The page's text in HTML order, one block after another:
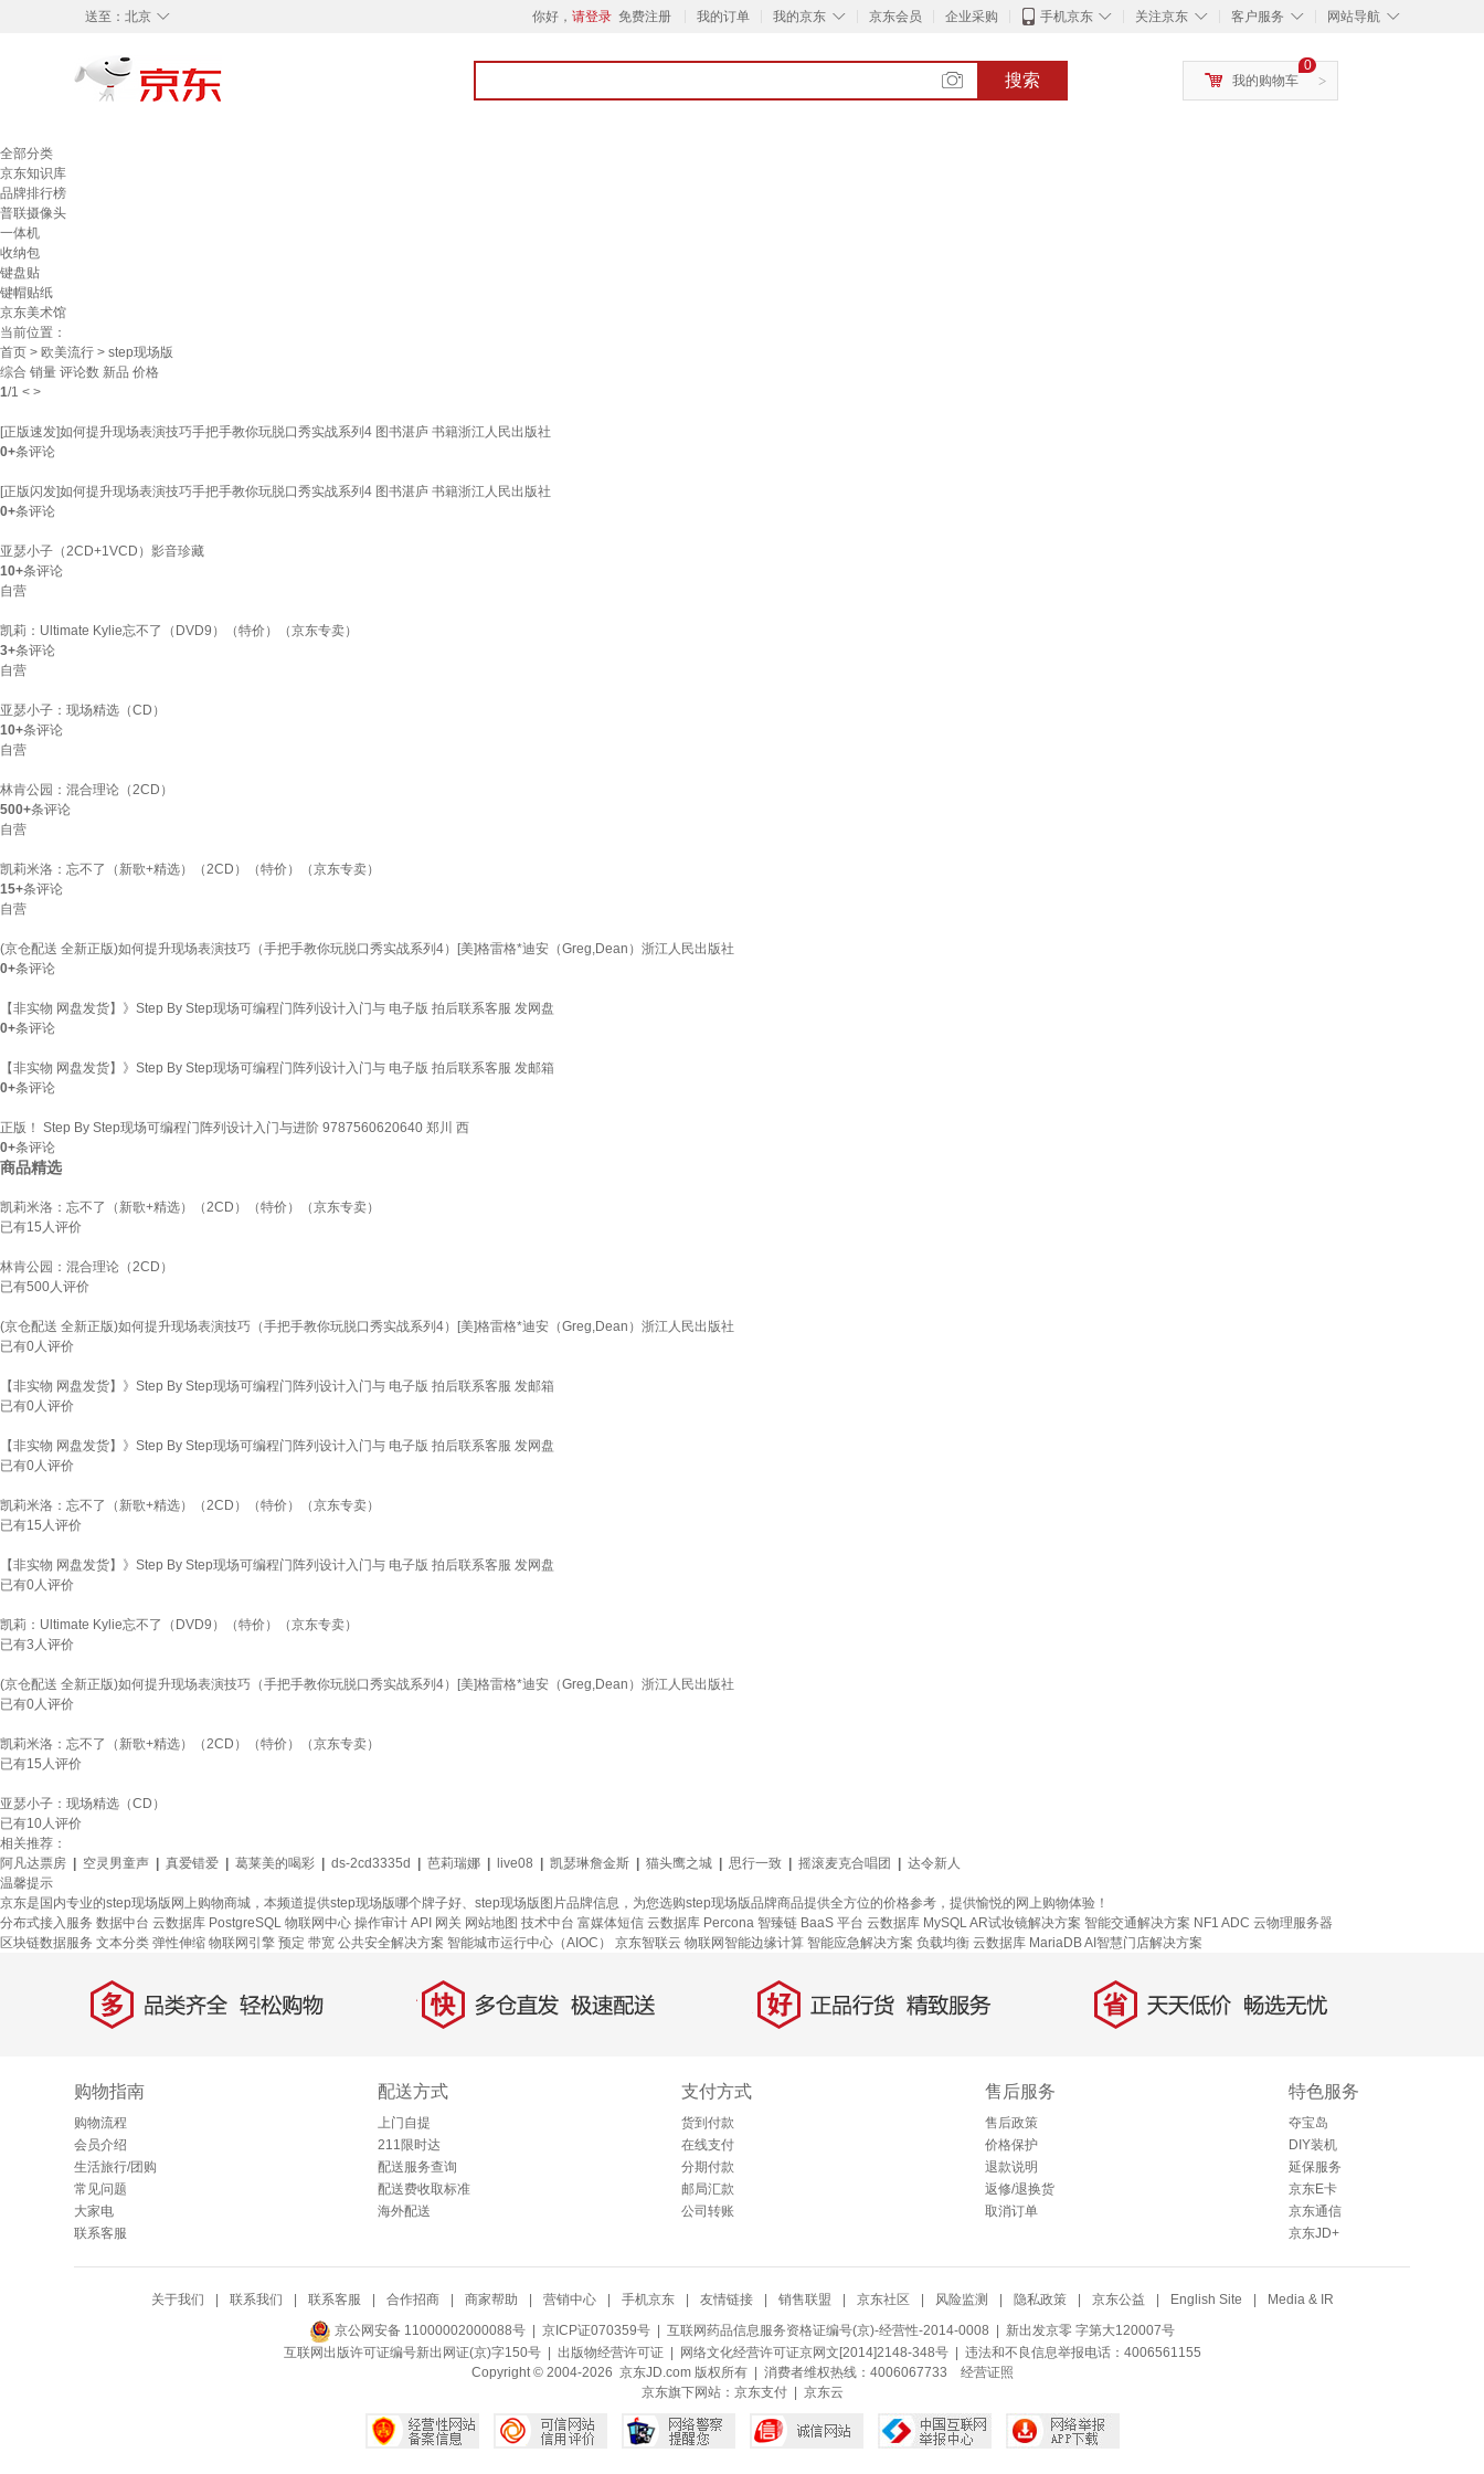
◇
送至： 北京 你好， 请登录 免费注册 我的订单 ◇
我的京东 京东会员 企业采购 ◇
手机京东 ◇
关注京东 ◇
客户服务 ◇
网站导航
搜索 >
0
我的购物车
全部分类
京东知识库
品牌排行榜
普联摄像头
一体机
收纳包
键盘贴
键帽贴纸
京东美术馆
当前位置：
首页 > 欧美流行 > step现场版
综合 销量 评论数 新品 价格
1/1 < >
[正版速发]如何提升现场表演技巧手把手教你玩脱口秀实战系列4 图书湛庐 书籍浙江人民出版社
0+条评论
[正版闪发]如何提升现场表演技巧手把手教你玩脱口秀实战系列4 图书湛庐 书籍浙江人民出版社
0+条评论
亚瑟小子（2CD+1VCD）影音珍藏
10+条评论
自营
凯莉：Ultimate Kylie忘不了（DVD9）（特价）（京东专卖）
3+条评论
自营
亚瑟小子：现场精选（CD）
10+条评论
自营
林肯公园：混合理论（2CD）
500+条评论
自营
凯莉米洛：忘不了（新歌+精选）（2CD）（特价）（京东专卖）
15+条评论
自营
(京仓配送 全新正版)如何提升现场表演技巧（手把手教你玩脱口秀实战系列4）[美]格雷格*迪安（Greg,Dean）浙江人民出版社
0+条评论
【非实物 网盘发货】》Step By Step现场可编程门阵列设计入门与 电子版 拍后联系客服 发网盘
0+条评论
【非实物 网盘发货】》Step By Step现场可编程门阵列设计入门与 电子版 拍后联系客服 发邮箱
0+条评论
正版！ Step By Step现场可编程门阵列设计入门与进阶 9787560620640 郑川 西
0+条评论
商品精选
凯莉米洛：忘不了（新歌+精选）（2CD）（特价）（京东专卖）
已有15 人评价
林肯公园：混合理论（2CD）
已有500人评价
(京仓配送 全新正版)如何提升现场表演技巧（手把手教你玩脱口秀实战系列4）[美]格雷格*迪安（Greg,Dean）浙江人民出版社
已有0人评价
【非实物 网盘发货】》Step By Step现场可编程门阵列设计入门与 电子版 拍后联系客服 发邮箱
已有0人评价
【非实物 网盘发货】》Step By Step现场可编程门阵列设计入门与 电子版 拍后联系客服 发网盘
已有0人评价
凯莉米洛：忘不了（新歌+精选）（2CD）（特价）（京东专卖）
已有15 人评价
【非实物 网盘发货】》Step By Step现场可编程门阵列设计入门与 电子版 拍后联系客服 发网盘
已有0人评价
凯莉：Ultimate Kylie忘不了（DVD9）（特价）（京东专卖）
已有3 人评价
(京仓配送 全新正版)如何提升现场表演技巧（手把手教你玩脱口秀实战系列4）[美]格雷格*迪安（Greg,Dean）浙江人民出版社
已有0人评价
凯莉米洛：忘不了（新歌+精选）（2CD）（特价）（京东专卖）
已有15 人评价
亚瑟小子：现场精选（CD）
已有10人评价
相关推荐：
阿凡达票房
空灵男童声 真爱错爱 葛莱美的喝彩 ds-2cd3335d 芭莉瑞娜 live08 凯瑟琳詹金斯 猫头鹰之城 思行一致 摇滚麦克合唱团
达令新人
温馨提示
京东是国内专业的step现场版网上购物商城，本频道提供step现场版哪个牌子好、step现场版图片品牌信息，为您选购step现场版品牌商品提供全方位的价格参考，提供愉悦的网上购物体验！
分布式接入服务 数据中台 云数据库 PostgreSQL 物联网中心 操作审计 API 网关 网站地图 技术中台 富媒体短信 云数据库 Percona 智臻链 BaaS 平台 云数据库 MySQLAR试妆镜解决方案 智能交通解决方案 NF1 ADC 云物理服务器
区块链数据服务 文本分类 弹性伸缩 物联网引擎 预定 带宽 公共安全解决方案 智能城市运行中心（AIOC） 京东智联云 物联网智能边缘计算 智能应急解决方案 负载均衡 云数据库 MariaDBAI智慧门店解决方案
多 品类齐全，轻松购物 快 多仓直发，极速配送 好 正品行货，精致服务 省 天天低价，畅选无忧
购物指南
购物流程
会员介绍
生活旅行/团购
常见问题
大家电
联系客服
配送方式
上门自提
211限时达
配送服务查询
配送费收取标准
海外配送
支付方式
货到付款
在线支付
分期付款
邮局汇款
公司转账
售后服务
售后政策
价格保护
退款说明
返修/退换货
取消订单
特色服务
夺宝岛
DIY装机
延保服务
京东E卡
京东通信
京东JD+
关于我们 联系我们 联系客服 合作招商 商家帮助 营销中心 手机京东 友情链接 销售联盟 京东社区 风险监测 隐私政策 京东公益 English Site Media & IR
京公网安备 11000002000088号 | 京ICP证070359号 | 互联网药品信息服务资格证编号(京)-经营性-2014-0008 | 新出发京零 字第大120007号
互联网出版许可证编号新出网证(京)字150号 | 出版物经营许可证| 网络文化经营许可证京网文[2014]2148-348号| 违法和不良信息举报电话：4006561155
Copyright © 2004-2026 京东JD.com 版权所有 | 消费者维权热线：4006067733 经营证照
京东旗下网站： 京东支付| 京东云